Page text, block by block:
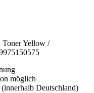
Yellow /
möglich
Deutschland)